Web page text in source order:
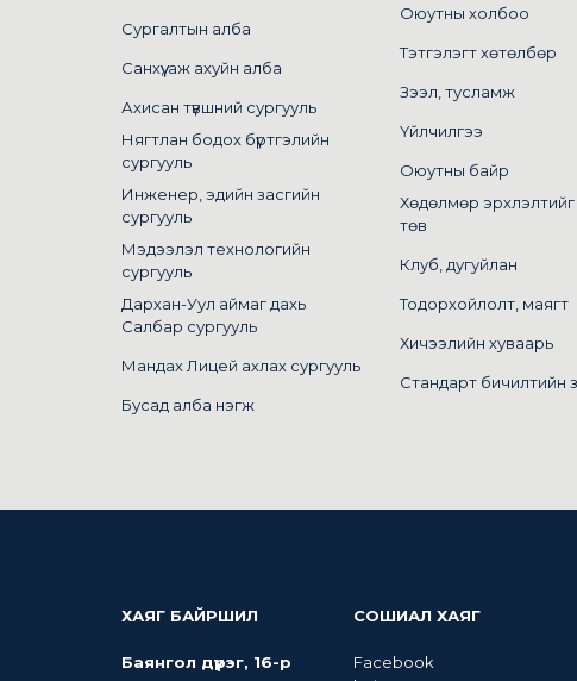
Сургалтын алба
Санхүү, аж ахуйн алба
Ахисан түвшний сургууль
Нягтлан бодох бүртгэлийн
сургууль
Инженер, эдийн засгийн
сургууль
Мэдээлэл технологийн
сургууль
Дархан-Уул аймаг дахь
Салбар сургууль
Мандах Лицей ахлах сургууль
Бусад алба нэгж
Оюутны холбоо
Тэтгэлэгт хөтөлбөр
Зээл, тусламж
Үйлчилгээ
Оюутны байр
Хөдөлмөр
төв
Клуб, дугуйлан
Тодорхойлолт, маягт
Хичээлийн хуваарь
Стандарт бичилтийн
ХАЯГ БАЙРШИЛ
Баянгол дүүрэг, 16-р
СОШИАЛ ХАЯГ
Facebook